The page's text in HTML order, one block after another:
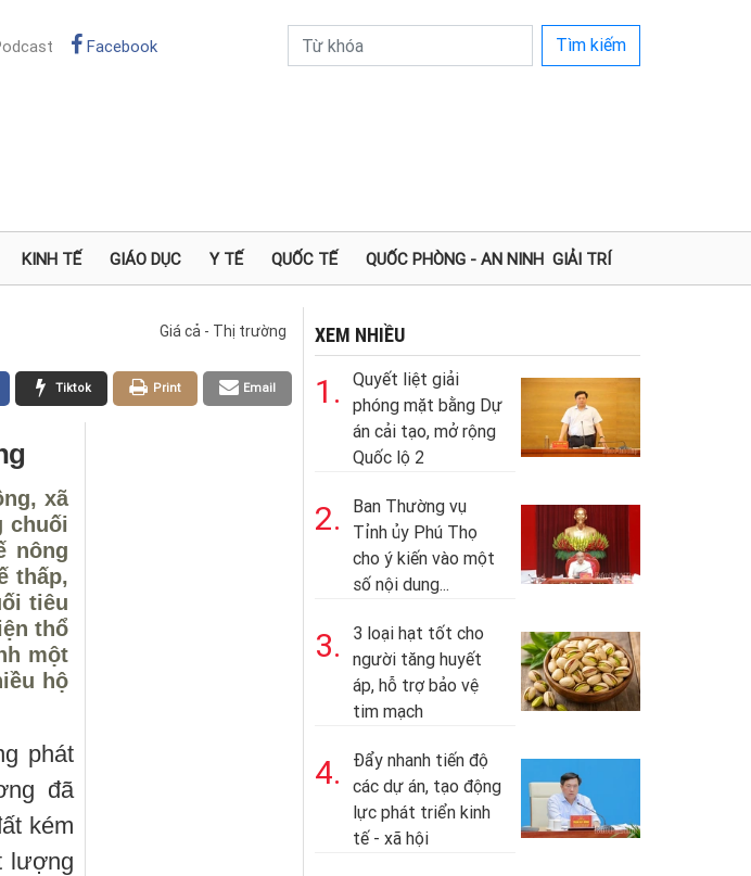
Facebook Tìm kiếm
KINH TẾ GIÁO DỤC Y TẾ QUỐC TẾ QUỐC PHÒNG - AN NINH GIẢI TRÍ
Giá cả - Thị trường
Email
Print
Tiktok
xã
chuối
nông
thấp,
tiêu
thổ
một
hộ
phát
đã
kém
lượng
XEM NHIỀU
1.
Quyết liệt giải
phóng mặt bằng Dự
án cải tạo, mở rộng
Quốc lộ 2
2.
Ban Thường vụ
Tỉnh ủy Phú Thọ
cho ý kiến vào một
số nội dung...
3.
3 loại hạt tốt cho
người tăng huyết
áp, hỗ trợ bảo vệ
tim mạch
4.
Đẩy nhanh tiến độ
các dự án, tạo động
lực phát triển kinh
tế - xã hội